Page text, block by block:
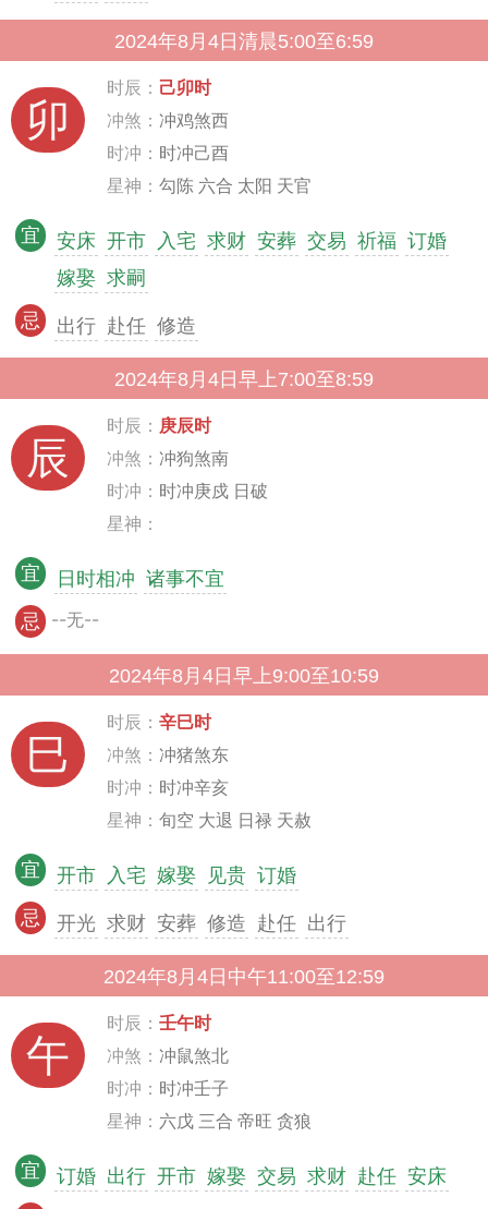
2024年8月4日清晨5:00至6:59
卯
时辰： 己卯时
冲煞： 冲鸡煞西
时冲： 时冲己酉
星神： 勾陈 六合 太阳 天官
宜 安床 开市 入宅 求财 安葬 交易 祈福 订婚
嫁娶 求嗣
忌 出行 赴任 修造
2024年8月4日早上7:00至8:59
辰
时辰： 庚辰时
冲煞： 冲狗煞南
时冲： 时冲庚戍 日破
星神：
宜 日时相冲 诸事不宜
忌 --无--
2024年8月4日早上9:00至10:59
巳
时辰： 辛巳时
冲煞： 冲猪煞东
时冲： 时冲辛亥
星神： 旬空 大退 日禄 天赦
宜 开市 入宅 嫁娶 见贵 订婚
忌 开光 求财 安葬 修造 赴任 出行
2024年8月4日中午11:00至12:59
午
时辰： 壬午时
冲煞： 冲鼠煞北
时冲： 时冲壬子
星神： 六戊 三合 帝旺 贪狼
宜 订婚 出行 开市 嫁娶 交易 求财 赴任 安床